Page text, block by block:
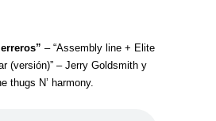
– “Assembly line + Elite
(versión)” – Jerry Goldsmith y
thugs N’ harmony.